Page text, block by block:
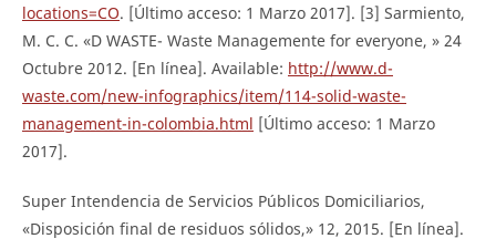
locations=CO. [Último acceso: 1 Marzo 2017]. [3] Sarmiento,
M. C. C. «D WASTE- Waste Managemente for everyone, » 24
Octubre 2012. [En línea]. Available: http://www.d-
waste.com/new-infographics/item/114-solid-waste-
management-in-colombia.html [Último acceso: 1 Marzo
2017].
Super Intendencia de Servicios Públicos Domiciliarios,
«Disposición final de residuos sólidos,» 12, 2015. [En línea].